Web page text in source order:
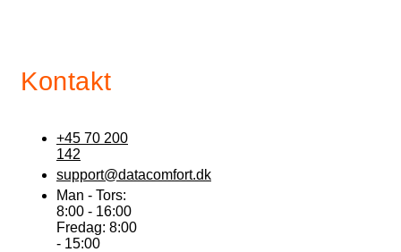
Kontakt
+45 70 200
142
support@datacomfort.dk
Man - Tors:
8:00 - 16:00
Fredag: 8:00
- 15:00